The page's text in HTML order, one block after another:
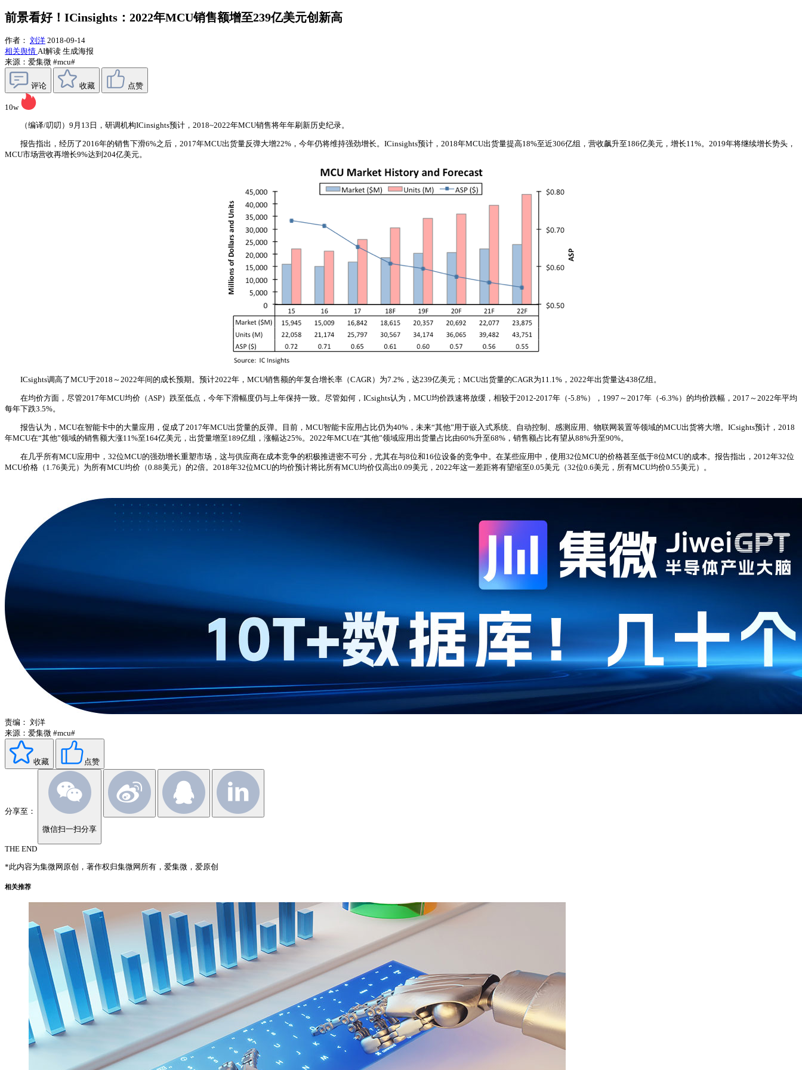
前景看好！ICinsights：2022年MCU销售额增至239亿美元创新高
作者： 刘洋 2018-09-14
相关舆情 AI解读 生成海报
来源：爱集微 #mcu#
评论 收藏 点赞
10w
（编译/叨叨）9月13日，研调机构ICinsights预计，2018~2022年MCU销售将年年刷新历史纪录。
报告指出，经历了2016年的销售下滑6%之后，2017年MCU出货量反弹大增22%，今年仍将维持强劲增长。ICinsights预计，2018年MCU出货量提高18%至近306亿组，营收飙升至186亿美元，增长11%。2019年将继续增长势头，
MCU市场营收再增长9%达到204亿美元。
ICsights调高了MCU于2018～2022年间的成长预期。预计2022年，MCU销售额的年复合增长率（CAGR）为7.2%，达239亿美元；MCU出货量的CAGR为11.1%，2022年出货量达438亿组。
在均价方面，尽管2017年MCU均价（ASP）跌至低点，今年下滑幅度仍与上年保持一致。尽管如何，ICsights认为，MCU均价跌速将放缓，相较于2012-2017年（-5.8%），1997～2017年（-6.3%）的均价跌幅，2017～2022年平均
每年下跌3.5%。
报告认为，MCU在智能卡中的大量应用，促成了2017年MCU出货量的反弹。目前，MCU智能卡应用占比仍为40%，未来“其他”用于嵌入式系统、自动控制、感测应用、物联网装置等领域的MCU出货将大增。ICsights预计，2018
年MCU在“其他”领域的销售额大涨11%至164亿美元，出货量增至189亿组，涨幅达25%。2022年MCU在“其他”领域应用出货量占比由60%升至68%，销售额占比有望从88%升至90%。
在几乎所有MCU应用中，32位MCU的强劲增长重塑市场，这与供应商在成本竞争的积极推进密不可分，尤其在与8位和16位设备的竞争中。在某些应用中，使用32位MCU的价格甚至低于8位MCU的成本。报告指出，2012年32位
MCU价格（1.76美元）为所有MCU均价（0.88美元）的2倍。2018年32位MCU的均价预计将比所有MCU均价仅高出0.09美元，2022年这一差距将有望缩至0.05美元（32位0.6美元，所有MCU均价0.55美元）。
责编： 刘洋
来源：爱集微 #mcu#
收藏 点赞
分享至：
微信扫一扫分享
THE END
*此内容为集微网原创，著作权归集微网所有，爱集微，爱原创
相关推荐